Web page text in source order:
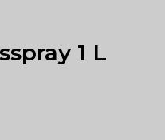
1 L